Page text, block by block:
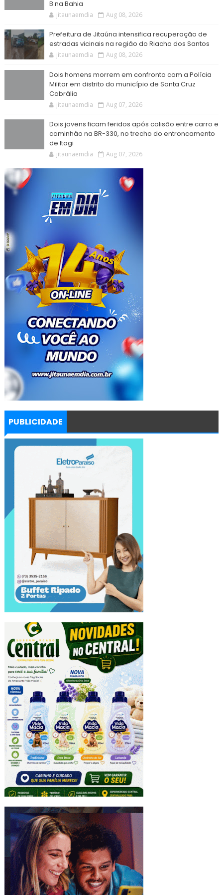
B na Bahia
jitaunaemdia Aug 08, 2026
Prefeitura de Jitaúna intensifica recuperação de
estradas vicinais na região do Riacho dos Santos
jitaunaemdia Aug 08, 2026
Dois homens morrem em confronto com a Polícia
Militar em distrito do município de Santa Cruz
Cabrália
jitaunaemdia Aug 07, 2026
Dois jovens ficam feridos após colisão entre carro e
caminhão na BR-330, no trecho do entroncamento
de Itagi
jitaunaemdia Aug 07, 2026
PUBLICIDADE